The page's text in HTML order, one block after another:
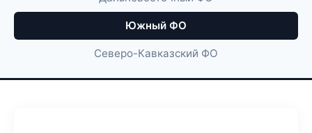
Южный ФО
Северо-Кавказский ФО